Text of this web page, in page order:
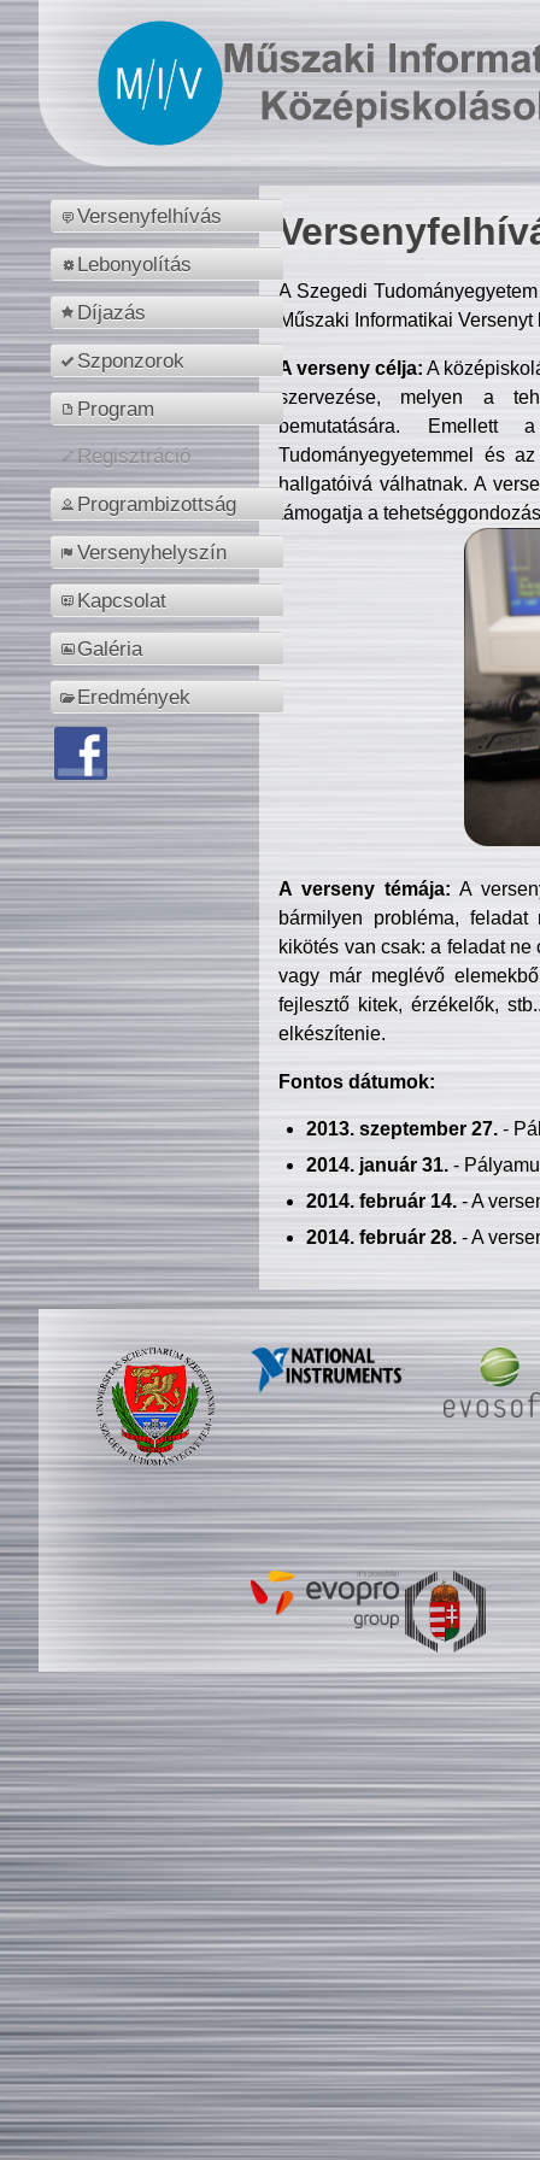
Versenyfelhívás
Lebonyolítás
Díjazás
Szponzorok
Program
Regisztráció
Programbizottság
Versenyhelyszín
Kapcsolat
Galéria
Eredmények
A Szegedi
Műszaki Informatikai
A verseny célja: A
szervezése, melyen a
bemutatására. Emellett
Tudományegyetemmel és
hallgatóivá válhatnak. A
támogatja a
A verseny témája: A
bármilyen probléma, feladat
kikötés van csak: a feladat
vagy már meglévő
fejlesztő kitek, érzékelők,
elkészítenie.
Fontos dátumok:
2013. szeptember 27.-
2014. január 31.-
2014. február 14.- A
2014. február 28.- A